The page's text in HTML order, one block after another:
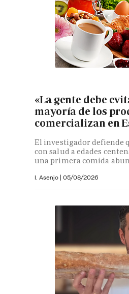
«La gente debe
mayoría de los
comercializan en
El investigador defiende
con salud a edades
una primera comida
I. Asenjo | 05/08/2026